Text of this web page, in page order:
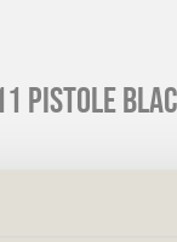
Pistole